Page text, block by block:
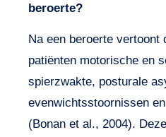
beroerte?
Na een beroerte vertoont
patiënten motorische en
spierzwakte, posturale
evenwichtsstoornissen
(Bonan et al., 2004).